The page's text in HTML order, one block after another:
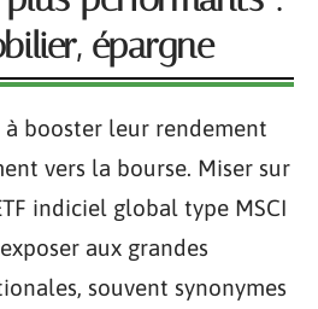
épargne
booster leur rendement
vers la bourse. Miser sur
indiciel global type MSCI
aux grandes
souvent synonymes